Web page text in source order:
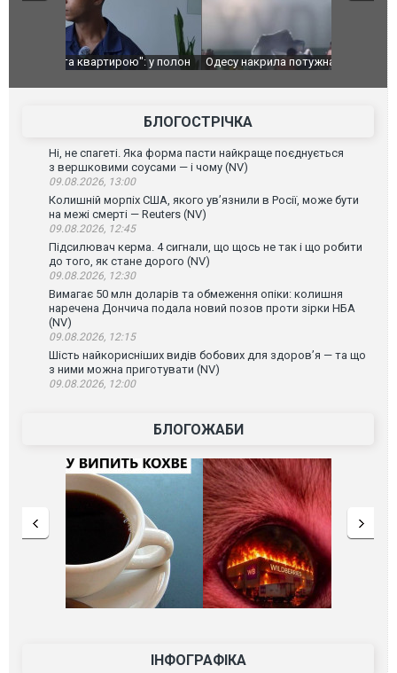
Одесу накрила потужна злива з градом та
Вже
БЛОГОСТРІЧКА
Ні, не спагеті. Яка форма пасти найкраще поєднується
з вершковими соусами — і чому (NV)
09.08.2026, 13:00
Колишній морпіх США, якого ув’язнили в Росії, може бути
на межі смерті — Reuters (NV)
09.08.2026, 12:45
Підсилювач керма. 4 сигнали, що щось не так і що робити
до того, як стане дорого (NV)
09.08.2026, 12:30
Вимагає 50 млн доларів та обмеження опіки: колишня
наречена Дончича подала новий позов проти зірки НБА
(NV)
09.08.2026, 12:15
Шість найкорисніших видів бобових для здоров’я — та що
з ними можна приготувати (NV)
09.08.2026, 12:00
БЛОГОЖАБИ
ІНФОГРАФІКА